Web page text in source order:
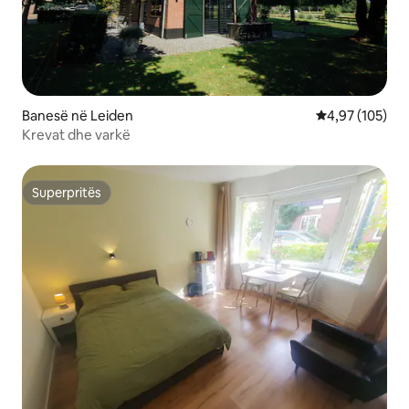
Banesë në Leiden Vlerësimi
4,97 (105)
Krevat dhe varkë
Superpritës
Superpritës